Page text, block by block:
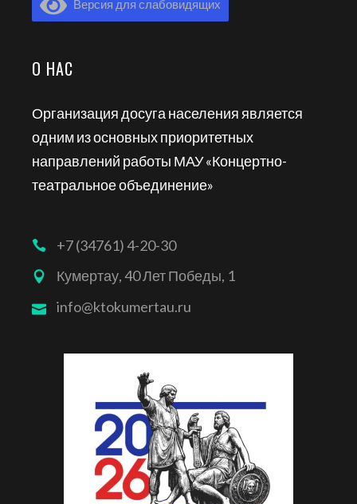
Версия для слабовидящих
О НАС
Организация досуга населения является
одним из основных приоритетных
направлений работы МАУ «Концертно-
театральное объединение»
+7 (34761) 4-20-30
Кумертау, 40 Лет Победы, 1
info@ktokumertau.ru